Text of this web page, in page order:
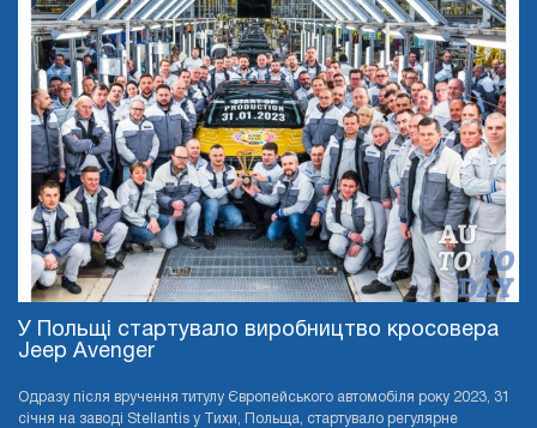
У Польщі стартувало виробництво кросовера
Jeep Avenger
Одразу після вручення титулу Європейського автомобіля року 2023, 31
січня на заводі Stellantis у Тихи, Польща, стартувало регулярне